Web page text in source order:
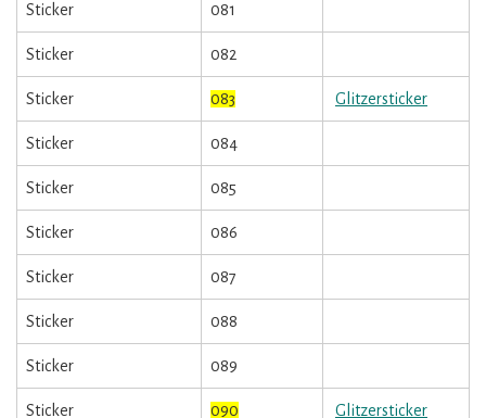
Sticker 081
Sticker 082
Sticker 083 Glitzersticker
Sticker 084
Sticker 085
Sticker 086
Sticker 087
Sticker 088
Sticker 089
Sticker 090 Glitzersticker